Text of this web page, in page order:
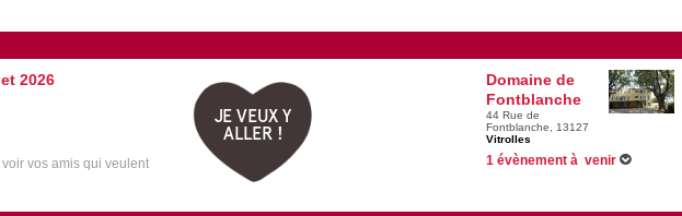
2026
vos amis qui veulent
JE VEUX Y
ALLER !
Domaine de
Fontblanche
44 Rue de
Fontblanche, 13127
Vitrolles
1 évènement à venir